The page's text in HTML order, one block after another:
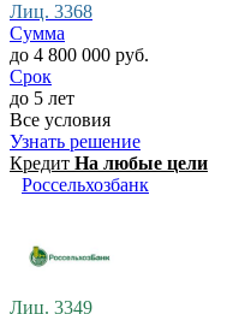
Лиц. 3368
Сумма
до 4 800 000 руб.
Срок
до 5 лет
Все условия
Узнать решение
Кредит На любые цели
Россельхозбанк
Лиц. 3349